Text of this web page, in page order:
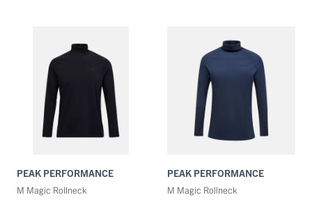
PEAK PERFORMANCE
M Magic Rollneck
PEAK PERFORMANCE
M Magic Rollneck